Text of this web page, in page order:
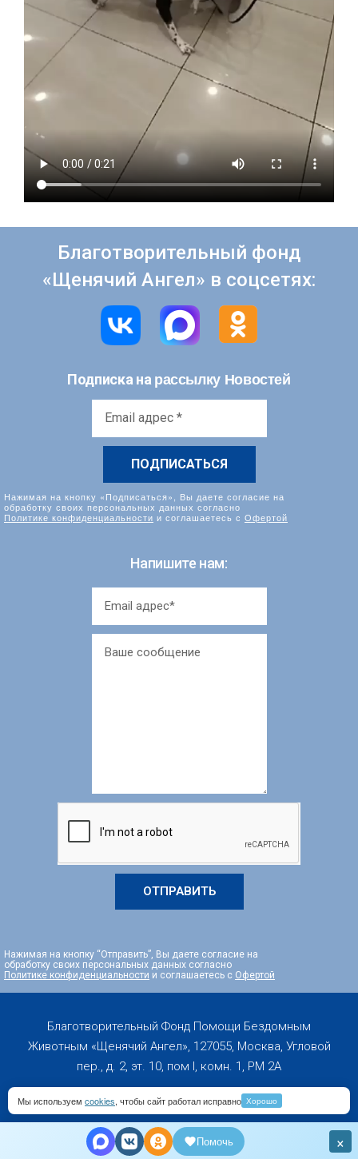
Благотворительный фонд
«Щенячий Ангел» в соцсетях:
Подписка на рассылку Новостей
Нажимая на кнопку «Подписаться», Вы даете согласие на
обработку своих персональных данных согласно
Политике конфиденциальности и соглашаетесь с Офертой
Напишите нам:
ОТПРАВИТЬ
Нажимая на кнопку “Отправить”, Вы даете согласие на
обработку своих персональных данных согласно
Политике конфиденциальности и соглашаетесь с Офертой
Благотворительный Фонд Помощи Бездомным
Животным «Щенячий Ангел», 127055, Москва, Угловой
пер., д. 2, эт. 10, пом I, комн. 1, PM 2А
Copyright 2019-2026 © All rights Reserved
Мы используем cookies, чтобы сайт работал исправно Хорошо
Помочь ×